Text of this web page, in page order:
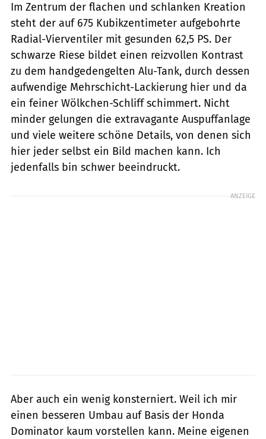
Im Zentrum der flachen und schlanken Kreation
steht der auf 675 Kubik­zentimeter aufgebohrte
Radial-Vierventiler mit gesunden 62,5 PS. Der
schwarze Riese ­bildet einen reizvollen Kontrast
zu dem handgedengelten Alu-Tank, durch dessen
aufwendige Mehrschicht-Lackierung hier und da
ein feiner Wölkchen-Schliff schimmert. Nicht
minder gelungen die extra­vagante Auspuffanlage
und viele weitere schöne Details, von denen sich
hier jeder selbst ein Bild machen kann. Ich
jedenfalls bin schwer beeindruckt.
ANZEIGE
Aber auch ein wenig konsterniert. Weil ich mir
einen besseren Umbau auf Basis der Honda
Dominator kaum vorstellen kann. Meine eigenen